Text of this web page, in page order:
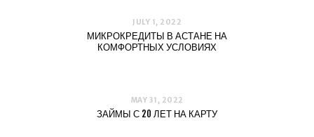
JULY 1, 2022
МИКРОКРЕДИТЫ В АСТАНЕ НА
КОМФОРТНЫХ УСЛОВИЯХ
MAY 31, 2022
ЗАЙМЫ С 20 ЛЕТ НА КАРТУ